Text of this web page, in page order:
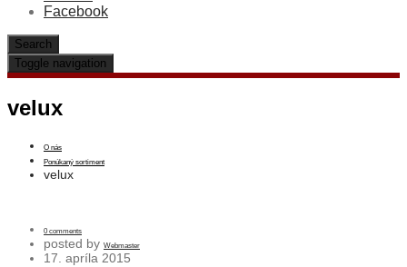
Facebook
Search
Toggle navigation
velux
O nás
Ponúkaný sortiment
velux
0 comments
posted by Webmaster
17. apríla 2015